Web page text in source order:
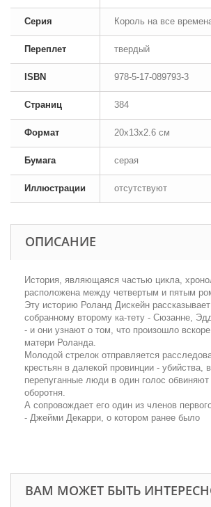
Серия Король на все
Переплет твердый
ISBN 978-5-17-089793-3
Страниц 384
Формат 20x13x2.6 см
Бумага серая
Иллюстрации отсутствуют
ОПИСАНИЕ
История, являющаяся частью цикла,
расположена между четвертым и пятым
Эту историю Роланд Дискейн
собранному второму ка-тету - Сюзанне,
- и они узнают о том, что произошло
матери Роланда.
Молодой стрелок отправляется
крестьян в далекой провинции - убийства,
перепуганные люди в один голос обвиняют
оборотня.
А сопровождает его один из членов
- Джейми Декарри, о котором ранее было
ВАМ МОЖЕТ БЫТЬ